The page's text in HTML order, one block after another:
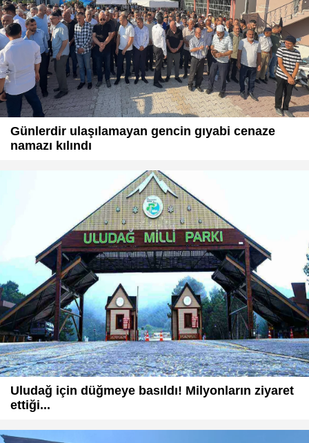
Günlerdir ulaşılamayan gencin gıyabi cenaze
namazı kılındı
Uludağ için düğmeye basıldı! Milyonların ziyaret
ettiği...